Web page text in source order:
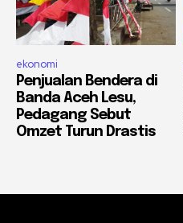
ekonomi
Penjualan Bendera di
Banda Aceh Lesu,
Pedagang Sebut
Omzet Turun Drastis